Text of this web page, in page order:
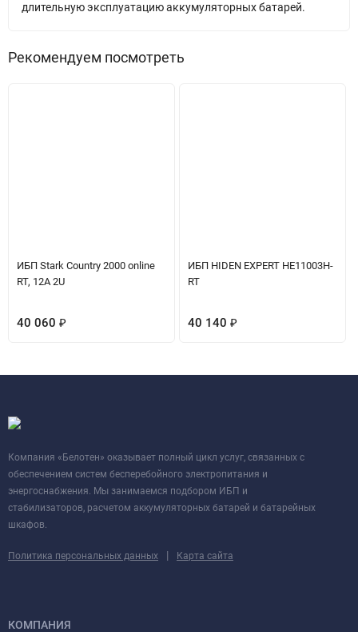
длительную эксплуатацию аккумуляторных батарей.
Рекомендуем посмотреть
ИБП Stark Country 2000 online
RT, 12А 2U
40 060 ₽
ИБП HIDEN EXPERT HE11003H-
RT
40 140 ₽
Компания «Белотен» оказывает полный цикл услуг, связанных с
обеспечением систем бесперебойного электропитания и
энергоснабжения. Мы занимаемся подбором ИБП и
стабилизаторов, расчетом аккумуляторных батарей и батарейных
шкафов.
Политика персональных данных | Карта сайта
КОМПАНИЯ